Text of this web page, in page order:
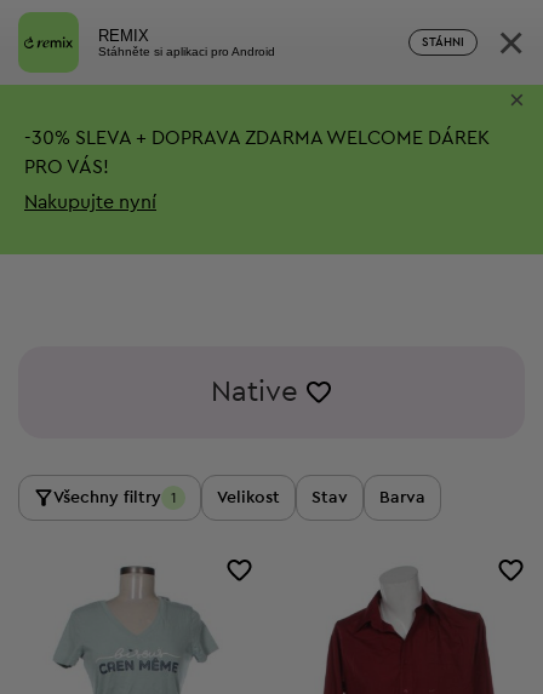
REMIX
Stáhněte si aplikaci pro Android
STÁHNI ×
-30% SLEVA + DOPRAVA ZDARMA WELCOME DÁREK
PRO VÁS!
Nakupujte nyní
×
Native
Všechny filtry 1 Velikost Stav Barva